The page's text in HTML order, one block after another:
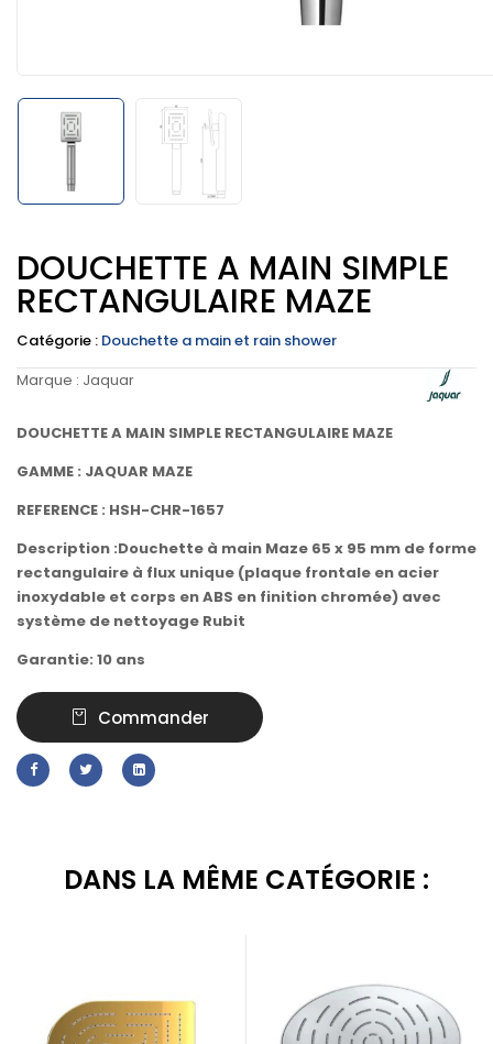
DOUCHETTE A MAIN SIMPLE
RECTANGULAIRE MAZE
Catégorie : Douchette a main et rain shower
Marque : Jaquar
DOUCHETTE A MAIN SIMPLE RECTANGULAIRE MAZE
GAMME : JAQUAR MAZE
REFERENCE : HSH-CHR-1657
Description :Douchette à main Maze 65 x 95 mm de forme
rectangulaire à flux unique (plaque frontale en acier
inoxydable et corps en ABS en finition chromée) avec
système de nettoyage Rubit
Garantie: 10 ans
Commander
DANS LA MÊME CATÉGORIE :